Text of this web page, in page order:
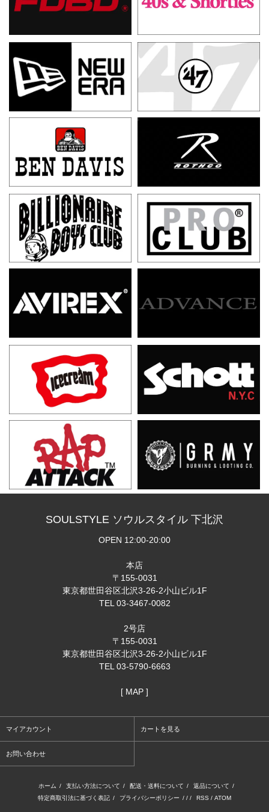
SOULSTYLE ソウルスタイル 下北沢
OPEN 12:00-20:00
本店
〒155-0031
東京都世田谷区北沢3-26-2小山ビル1F
TEL 03-3467-0082
2号店
〒155-0031
東京都世田谷区北沢3-26-2小山ビル1F
TEL 03-5790-6663
[ MAP ]
マイアカウント カートを見る
お問い合わせ
ホーム / 支払い方法について / 配送・送料について / 返品について /
特定商取引法に基づく表記 / プライバシーポリシー / / / RSS / ATOM